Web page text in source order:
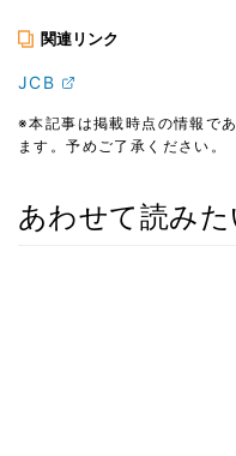
関連リンク
JCB
※本記事は掲載時点の情報で
ます。予めご了承ください。
あわせて読みた